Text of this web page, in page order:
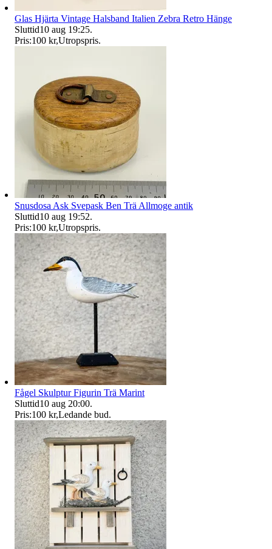
Glas Hjärta Vintage Halsband Italien Zebra Retro Hänge
Sluttid10 aug 19:25.
Pris:100 kr,Utropspris.
Snusdosa Ask Svepask Ben Trä Allmoge antik
Sluttid10 aug 19:52.
Pris:100 kr,Utropspris.
Fågel Skulptur Figurin Trä Marint
Sluttid10 aug 20:00.
Pris:100 kr,Ledande bud.